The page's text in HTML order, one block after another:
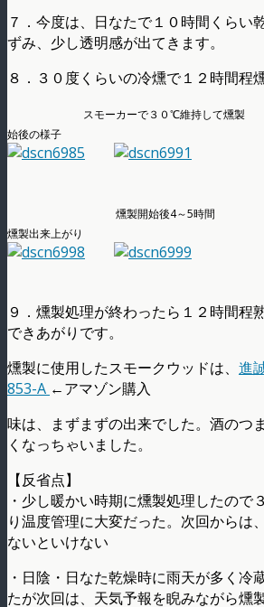
７．今度は、日なたで１０時間くらい
ずみ、少し透明感が出てきます。
８．３０度くらいの冷燻で１２時間程
スモーカーで３０℃維持
始後の様子
燻製開始後4
燻製出来上がり
９．燻製処理が終わったら１２時間程
できあがりです。
燻製に使用したスモークウッドは、 進
853-A ←アマゾン購入
味は、まずまずの出来でした。酒のつ
くなっちゃいました。
【反省点】
・少し暖かい時期に燻製処理したので
り温度管理に大変だった。次回からは
ないといけない
・日陰・日なた乾燥時に雨天が多く冷
たが次回は、天気予報を睨みながら燻